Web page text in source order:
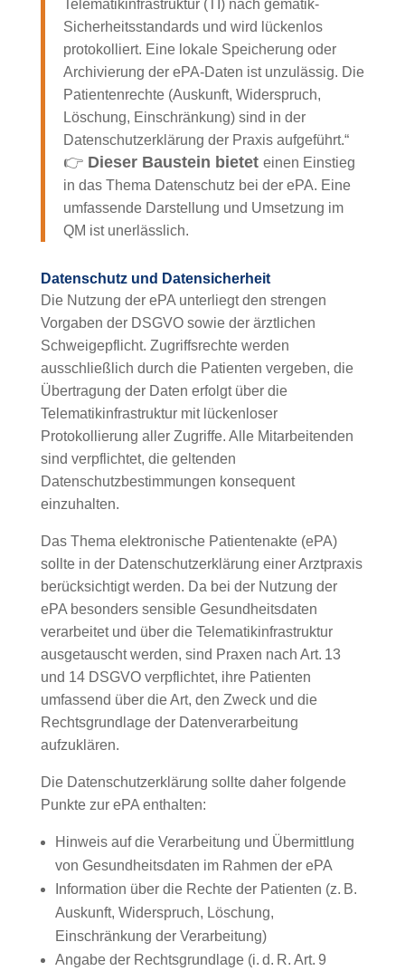
Telematikinfrastruktur (TI) nach gematik-
Sicherheitsstandards und wird lückenlos
protokolliert. Eine lokale Speicherung oder
Archivierung der ePA-Daten ist unzulässig. Die
Patientenrechte (Auskunft, Widerspruch,
Löschung, Einschränkung) sind in der
Datenschutzerklärung der Praxis aufgeführt.“
👉Dieser Baustein bietet einen Einstieg
in das Thema Datenschutz bei der ePA. Eine
umfassende Darstellung und Umsetzung im
QM ist unerlässlich.
Datenschutz und Datensicherheit
Die Nutzung der ePA unterliegt den strengen
Vorgaben der DSGVO sowie der ärztlichen
Schweigepflicht. Zugriffsrechte werden
ausschließlich durch die Patienten vergeben, die
Übertragung der Daten erfolgt über die
Telematikinfrastruktur mit lückenloser
Protokollierung aller Zugriffe. Alle Mitarbeitenden
sind verpflichtet, die geltenden
Datenschutzbestimmungen konsequent
einzuhalten.
Das Thema elektronische Patientenakte (ePA)
sollte in der Datenschutz­erklärung einer Arztpraxis
berücksichtigt werden. Da bei der Nutzung der
ePA besonders sensible Gesundheitsdaten
verarbeitet und über die Telematikinfrastruktur
ausgetauscht werden, sind Praxen nach Art. 13
und 14 DSGVO verpflichtet, ihre Patienten
umfassend über die Art, den Zweck und die
Rechtsgrundlage der Datenverarbeitung
aufzuklären.
Die Datenschutz­erklärung sollte daher folgende
Punkte zur ePA enthalten:
Hinweis auf die Verarbeitung und Übermittlung
von Gesundheitsdaten im Rahmen der ePA
Information über die Rechte der Patienten (z. B.
Auskunft, Widerspruch, Löschung,
Einschränkung der Verarbeitung)
Angabe der Rechtsgrundlage (i. d. R. Art. 9